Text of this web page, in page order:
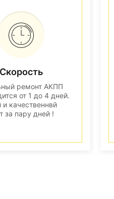
Скорость
ремонт АКПП
от 1 до 4 дней.
качественнвй
за пару дней !